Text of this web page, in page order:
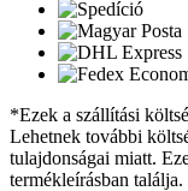
*Ezek a szállítási
Lehetnek további
tulajdonságai miatt.
termékleírásban találja.